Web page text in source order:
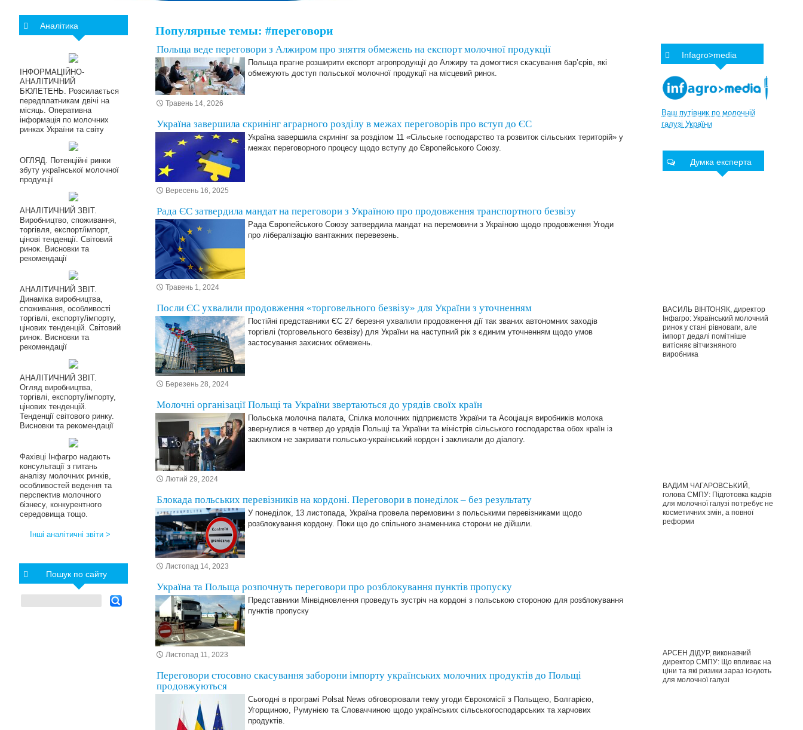
Популярные темы: #переговори
Польща веде переговори з Алжиром про зняття обмежень на експорт молочної продукції
Польща прагне розширити експорт агропродукції до Алжиру та домогтися скасування бар’єрів, які
обмежують доступ польської молочної продукції на місцевий ринок.
Травень 14, 2026
Україна завершила скринінг аграрного розділу в межах переговорів про вступ до ЄС
Україна завершила скринінг за розділом 11 «Сільське господарство та розвиток сільських територій» у
межах переговорного процесу щодо вступу до Європейського Союзу.
Вересень 16, 2025
Рада ЄС затвердила мандат на переговори з Україною про продовження транспортного безвізу
Рада Європейського Союзу затвердила мандат на перемовини з Україною щодо продовження Угоди
про лібералізацію вантажних перевезень.
Травень 1, 2024
Посли ЄС ухвалили продовження «торговельного безвізу» для України з уточненням
Постійні представники ЄС 27 березня ухвалили продовження дії так званих автономних заходів
торгівлі (торговельного безвізу) для України на наступний рік з єдиним уточненням щодо умов
застосування захисних обмежень.
Березень 28, 2024
Молочні організації Польщі та України звертаються до урядів своїх країн
Польська молочна палата, Спілка молочних підприємств України та Асоціація виробників молока
звернулися в четвер до урядів Польщі та України та міністрів сільського господарства обох країн із
закликом не закривати польсько-український кордон і закликали до діалогу.
Лютий 29, 2024
Блокада польських перевізників на кордоні. Переговори в понеділок – без результату
У понеділок, 13 листопада, Україна провела перемовини з польськими перевізниками щодо
розблокування кордону. Поки що до спільного знаменника сторони не дійшли.
Листопад 14, 2023
Україна та Польща розпочнуть переговори про розблокування пунктів пропуску
Представники Мінвідновлення проведуть зустріч на кордоні з польською стороною для розблокування
пунктів пропуску
Листопад 11, 2023
Переговори стосовно скасування заборони імпорту українських молочних продуктів до Польщі
продовжуються
Сьогодні в програмі Polsat News обговорювали тему угоди Єврокомісії з Польщею, Болгарією,
Угорщиною, Румунією та Словаччиною щодо українських сільськогосподарських та харчових
продуктів.
Infagro>media
Ваш путівник по молочній
галузі України
Думка експерта
ВАСИЛЬ ВІНТОНЯК, директор
Інфагро: Український молочний
ринок у стані рівноваги, але
імпорт дедалі помітніше
витісняє вітчизняного
виробника
ВАДИМ ЧАГАРОВСЬКИЙ,
голова СМПУ: Підготовка кадрів
для молочної галузі потребує не
косметичних змін, а повної
реформи
АРСЕН ДІДУР, виконавчий
директор СМПУ: Що впливає на
ціни та які ризики зараз існують
для молочної галузі
Аналітика
ІНФОРМАЦІЙНО-
АНАЛІТИЧНИЙ
БЮЛЕТЕНЬ. Розсилається
передплатникам двічі на
місяць. Оперативна
інформація по молочних
ринках України та світу
ОГЛЯД. Потенційні ринки
збуту української молочної
продукції
АНАЛІТИЧНИЙ ЗВІТ.
Виробництво, споживання,
торгівля, експорт/імпорт,
цінові тенденції. Світовий
ринок. Висновки та
рекомендації
АНАЛІТИЧНИЙ ЗВІТ.
Динаміка виробництва,
споживання, особливості
торгівлі, експорту/імпорту,
цінових тенденцій. Світовий
ринок. Висновки та
рекомендації
АНАЛІТИЧНИЙ ЗВІТ.
Огляд виробництва,
торгівлі, експорту/імпорту,
цінових тенденцій.
Тенденції світового ринку.
Висновки та рекомендації
Фахівці Інфагро надають
консультації з питань
аналізу молочних ринків,
особливостей ведення та
перспектив молочного
бізнесу, конкурентного
середовища тощо.
Інші аналітичні звіти >
Пошук по сайту